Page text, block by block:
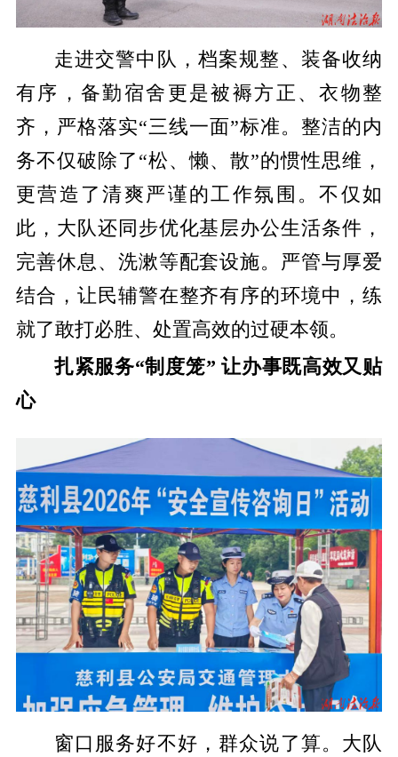
走进交警中队，档案规整、装备收纳
有序，备勤宿舍更是被褥方正、衣物整
齐，严格落实“三线一面”标准。整洁的内
务不仅破除了“松、懒、散”的惯性思维，
更营造了清爽严谨的工作氛围。不仅如
此，大队还同步优化基层办公生活条件，
完善休息、洗漱等配套设施。严管与厚爱
结合，让民辅警在整齐有序的环境中，练
就了敢打必胜、处置高效的过硬本领。
扎紧服务“制度笼” 让办事既高效又贴
心
窗口服务好不好，群众说了算。大队